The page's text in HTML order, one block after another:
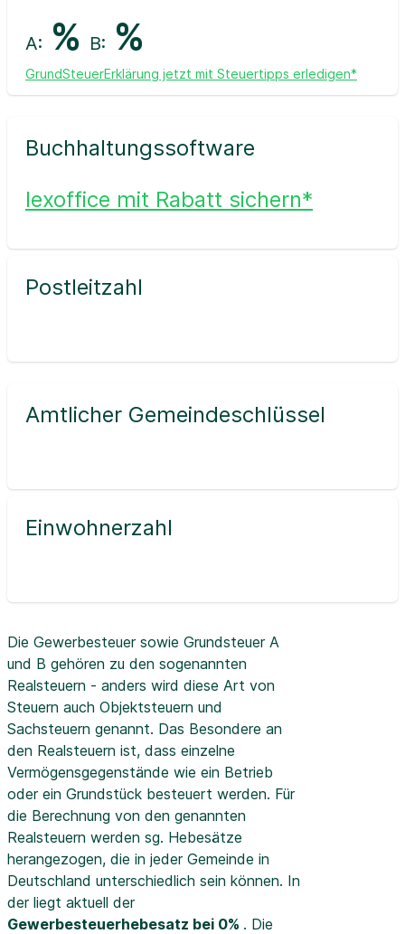
A: % B: %
GrundSteuerErklärung jetzt mit Steuertipps erledigen*
Buchhaltungssoftware
lexoffice mit Rabatt sichern*
Postleitzahl
Amtlicher Gemeindeschlüssel
Einwohnerzahl
Die Gewerbesteuer sowie Grundsteuer A
und B gehören zu den sogenannten
Realsteuern - anders wird diese Art von
Steuern auch Objektsteuern und
Sachsteuern genannt. Das Besondere an
den Realsteuern ist, dass einzelne
Vermögensgegenstände wie ein Betrieb
oder ein Grundstück besteuert werden. Für
die Berechnung von den genannten
Realsteuern werden sg. Hebesätze
herangezogen, die in jeder Gemeinde in
Deutschland unterschiedlich sein können. In
der liegt aktuell der
Gewerbesteuerhebesatz bei 0% . Die